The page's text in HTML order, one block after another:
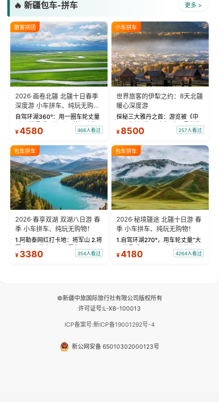
🔥 新疆包车-拼车 更多 >
散客拼团
2026·画卷北疆 北疆十日春季
深度游 小车拼车、纯玩无购
物！
自驾环湖360°：用一圈车轮丈量
“大西洋最后一滴眼泪”的极致蔚
蓝。 赛湖旅拍：甄选多款风格服
绝美瞬间。 赛湖坦克300跟车视
频：专业摄影师...
¥4580 468人看过
小车拼车
世界旅客的伊犁之约：8天北疆
暖心深度游
探秘三大雅丹之首：游览被《中
国国家地理》评选为“中国最美的
三大雅丹”第一名的克拉玛依魔鬼
瓦人最大村落——禾木村，欣赏
晨雾与小木...
¥ 8500 257人看过
包车拼车
2026·春享双湖 双湖八日游 春
季 小车拼车、纯玩无购物！
1.阿勒泰网红打卡地：将军山 2.将
军山落日缆车，体验雪都风光 3.
将军山，夕阳派对，蹦迪party 4.
¥ 3380 354人看过
包车拼车
2026·秘境疆途 北疆十日游 春
季 小车拼车、纯玩无购物！
1.自驾环湖270°，用车轮丈量“大
西洋最后一滴眼泪”的极致蔚蓝，
让雪山、花海与深邃湖水在转弯
¥4180 4264人看过
©新疆中旅国际旅行社有限公司版权所有
许可证号:L-XB-100013
ICP备案号:新ICP备19001292号-4
新公网安备 65010302000123号